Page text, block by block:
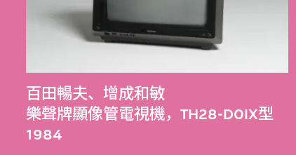
百田暢夫、增成和敏
樂聲牌顯像管電視機，TH28-D0IX型
1984